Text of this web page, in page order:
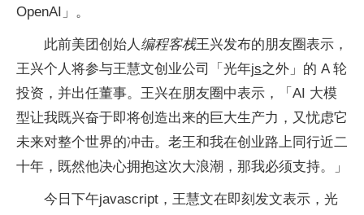
OpenAI」。
此前美团创始人编程客栈王兴发布的朋友圈表示，
王兴个人将参与王慧文创业公司「光年js之外」的 A 轮
投资，并出任董事。王兴在朋友圈中表示，「AI 大模
型让我既兴奋于即将创造出来的巨大生产力，又忧虑它
未来对整个世界的冲击。老王和我在创业路上同行近二
十年，既然他决心拥抱这次大浪潮，那我必须支持。」
今日下午javascript，王慧文在即刻发文表示，光